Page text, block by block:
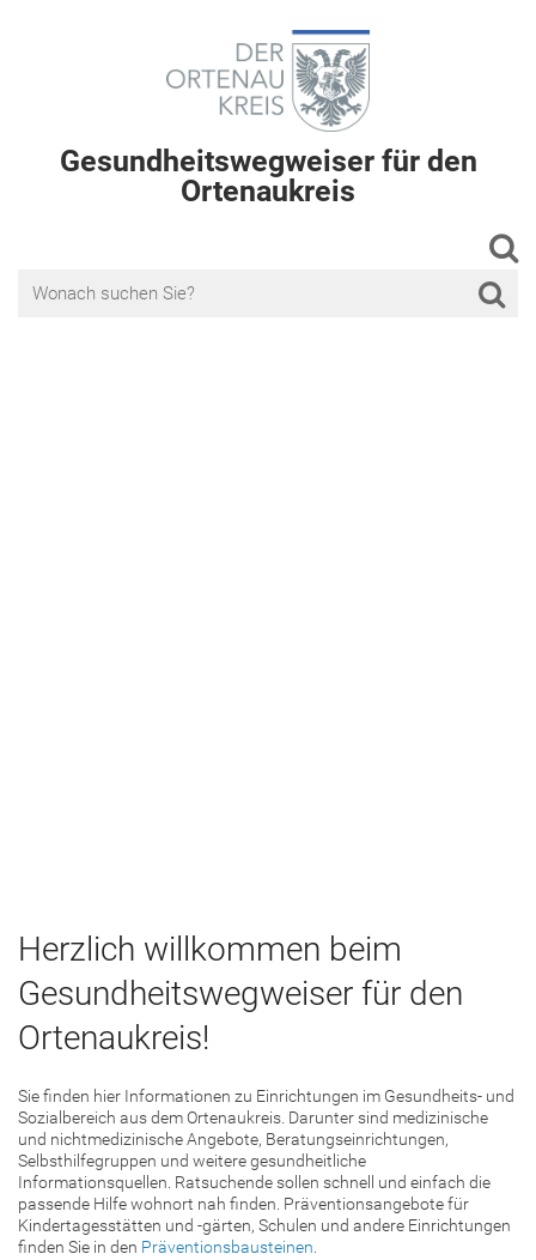
Gesundheitswegweiser für den
Ortenaukreis
Herzlich willkommen beim
Gesundheitswegweiser für den
Ortenaukreis!
Sie finden hier Informationen zu Einrichtungen im Gesundheits- und
Sozialbereich aus dem Ortenaukreis. Darunter sind medizinische
und nichtmedizinische Angebote, Beratungseinrichtungen,
Selbsthilfegruppen und weitere gesundheitliche
Informationsquellen. Ratsuchende sollen schnell und einfach die
passende Hilfe wohnort nah finden. Präventionsangebote für
Kindertagesstätten und -gärten, Schulen und andere Einrichtungen
finden Sie in den Präventionsbausteinen